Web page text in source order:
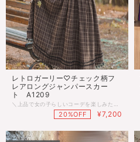
レトロガーリー♡チェック柄フ
レアロングジャンパースカー
ト A1209
＼上品で女の子らしいコーデを楽しみたい人におすすめ／ 落ち着いた色合いのチェック柄ジャンパースカートとフリルブラウスのセットアップ♡ ふんわり広がるフレアスカートが女性らしいシルエットを作り、 フリルブラウスと合わせることで、よりガーリーでレトロな雰囲気に♪ 特別な日のおでかけやデートにぴったりなセットアップです◎ ■モデル 身長158cm（Sサイズ着用） ■サイズ ＸＳ：着丈105cm 胸囲82cm ウエスト66cm Ｓ：着丈106cm 胸囲84cm ウエスト68cm Ｍ：着丈107cm 胸囲86cm ウエスト72cm Ｌ：着丈108cm 胸囲88cm ウエスト76cm ＸＬ：着丈109cm 胸囲90cm ウエスト80cm ■カラー アイボリー（ブラウス） ブラウン（スカート） ◌◍.......................................................................⿻*.· ※ご注文確定(ご決済)後、到着まで【10日前後】のお時間をいただいております。 (※商品の状況によっては、最大3週間前後かかる場合もございます。) 1日でも早くお客様のもとに届くよう手配させていただきます。 ・沖縄離島は送料プラス1500円頂戴しております。 ・こちらは海外のインポート品となります。 ・海外製のため、つくりがあまい場合があります。 ・お手持ちのスマートフォンの画面により商品の色に若干の差がございます。 ・イメージ違いやサイズ交換等、お客さまご都合による交換、返品は対応出来かねる場合がございます。 ◌◍.......................................................................⿻*.·
20%OFF ¥7,200